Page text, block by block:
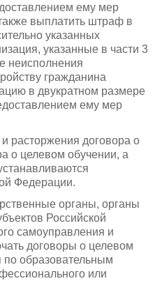
ему мер
выплатить штраф в
указанных
указанные в части 3
неисполнения
гражданина
в двукратном размере
ему мер
расторжения договора о
о целевом обучении, а
Федерации.
органы, органы
Российской
самоуправления и
договоры о целевом
образовательным
или